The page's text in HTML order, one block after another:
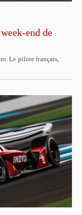
end de
Le pilote français,